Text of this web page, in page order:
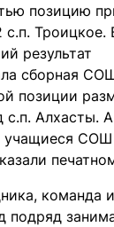
позицию
Троицкое.
результат
сборная
позиции
Алхасты.
учащиеся
команда
подряд